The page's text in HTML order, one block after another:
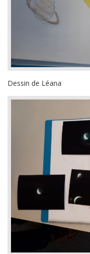
Dessin de Léana